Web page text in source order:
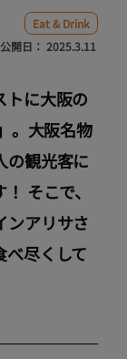
Eat & Drink
公開日： 2025.3.11
トに大阪の
。大阪名物
の観光客に
そこで、
ンアリサさ
べ尽くして